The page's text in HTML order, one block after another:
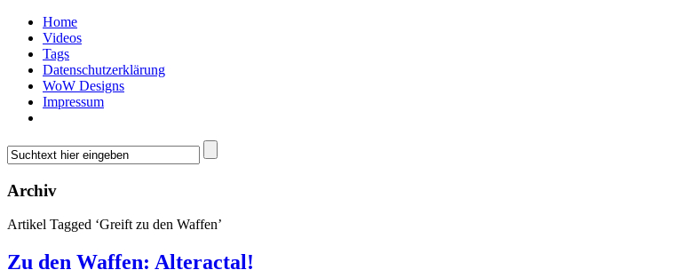
Home
Videos
Tags
Datenschutzerklärung
WoW Designs
Impressum
Archiv
Artikel Tagged ‘Greift zu den Waffen’
Zu den Waffen: Alteractal!